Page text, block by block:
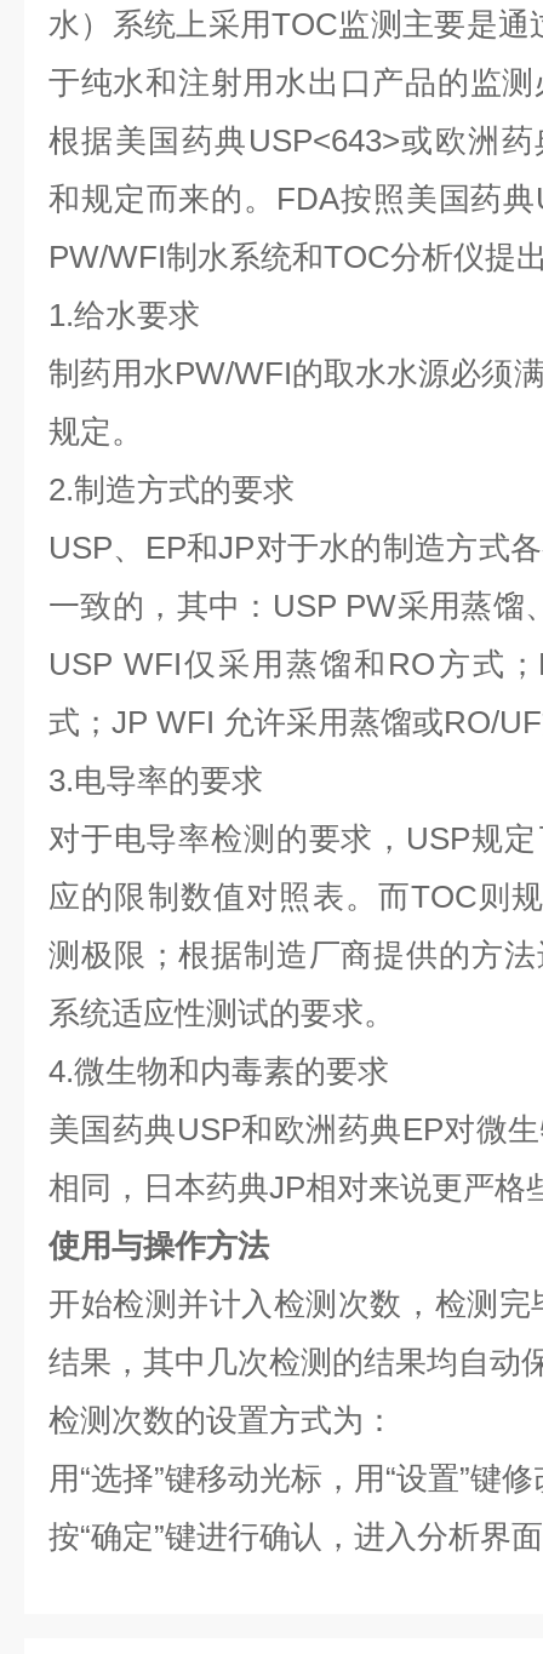
水）系统上采用TOC监测主要是
于纯水和注射用水出口产品的监
根据美国药典USP<643>或欧洲
和规定而来的。FDA按照美国药
PW/WFI制水系统和TOC分析仪提
1.给水要求
制药用水PW/WFI的取水水源必须
规定。
2.制造方式的要求
USP、EP和JP对于水的制造方式
一致的，其中：USP PW采用蒸馏
USP WFI仅采用蒸馏和RO方式
式；JP WFI 允许采用蒸馏或RO/
3.电导率的要求
对于电导率检测的要求，USP规
应的限制数值对照表。而TOC则
测极限；根据制造厂商提供的方
系统适应性测试的要求。
4.微生物和内毒素的要求
美国药典USP和欧洲药典EP对微
相同，日本药典JP相对来说更严格
使用与操作方法
开始检测并计入检测次数，检测
结果，其中几次检测的结果均自动
检测次数的设置方式为：
用“选择”键移动光标，用“设置”键
按“确定”键进行确认，进入分析界